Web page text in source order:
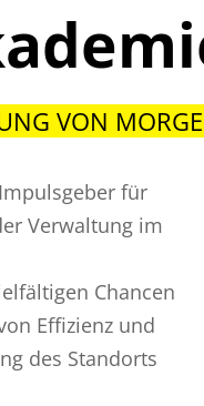
VON
für
Verwaltung im
Chancen
Effizienz und
des Standorts